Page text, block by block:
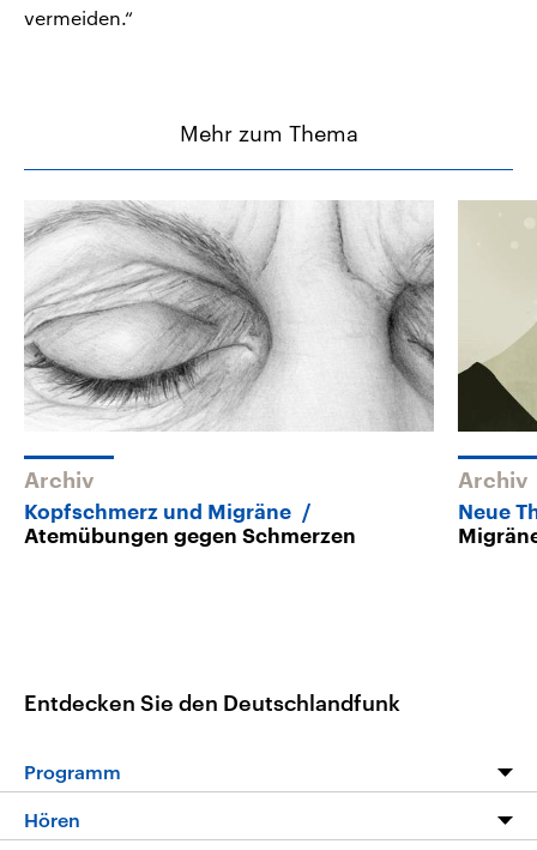
vermeiden.“
Mehr zum Thema
Archiv
Kopfschmerz und Migräne
Atemübungen gegen Schmerzen
Archiv
Neue
Entdecken Sie den Deutschlandfunk
Programm
Programm
Hören